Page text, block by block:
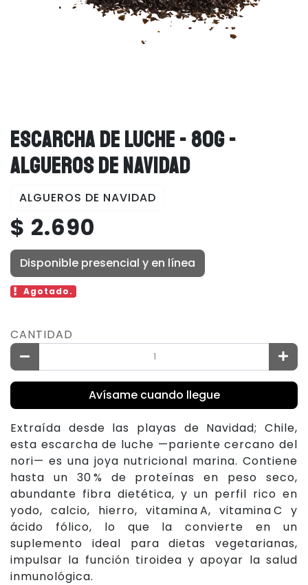
ESCARCHA DE LUCHE - 80G -
ALGUEROS DE NAVIDAD
ALGUEROS DE NAVIDAD
$ 2.690
Disponible presencial y en línea
Agotado.
CANTIDAD
Avísame cuando llegue
Extraída desde las playas de Navidad; Chile,
esta escarcha de luche —pariente cercano del
nori— es una joya nutricional marina. Contiene
hasta un 30 % de proteínas en peso seco,
abundante fibra dietética, y un perfil rico en
yodo, calcio, hierro, vitamina A, vitamina C y
ácido fólico, lo que la convierte en un
suplemento ideal para dietas vegetarianas,
impulsar la función tiroidea y apoyar la salud
inmunológica.